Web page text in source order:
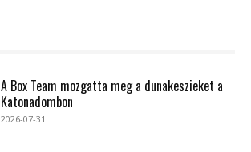
A Box Team mozgatta meg a dunakeszieket a
Katonadombon
2026-07-31